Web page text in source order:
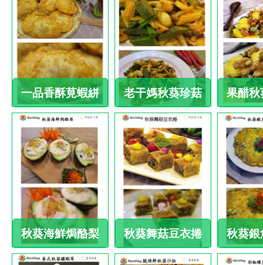
一品香酥莧蝦絣 老干媽秋葵珍菇 果醋秋
秋葵海鮮焗酪梨 秋葵舞菇豆衣捲 秋葵銀